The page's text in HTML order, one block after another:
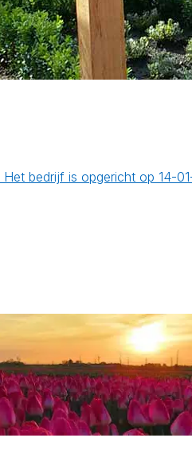
bedrijf is opgericht op 14-